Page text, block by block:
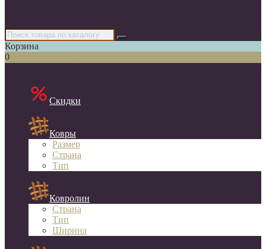
Корзина
0
Скидки
Ковры
Размер
Страна
Тип
Ковролин
Страна
Тип
Ширина